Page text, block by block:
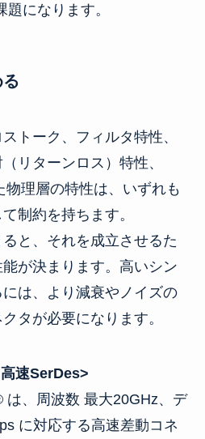
題になります。
トーク、フィルタ特性、
リターンロス）特性、
理層の特性は、いずれも
制約を持ちます。
と、それを成立させるた
が決まります。高いシン
は、より減衰やノイズの
タが必要になります。
速SerDes>
は、周波数 最大20GHz、デ
に対応する高速差動コネ